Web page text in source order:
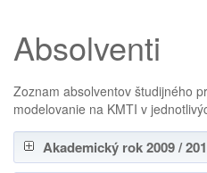
Absolventi
Zoznam absolventov študijného
modelovanie na KMTI v
Akademický rok 2009 /